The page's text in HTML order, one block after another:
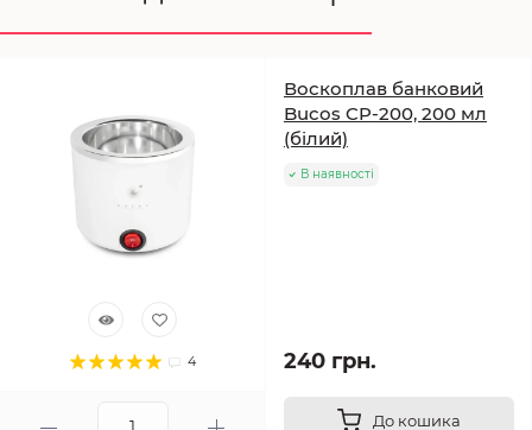
4
Воскоплав банковий
Bucos CP-200, 200 мл
(білий)
В наявності
240 грн.
До кошика